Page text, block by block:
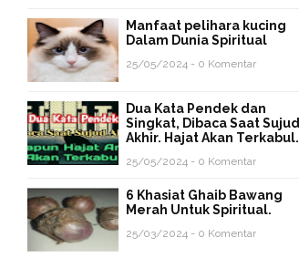
Manfaat pelihara kucing
Dalam Dunia Spiritual
25/05/2024 - 0 Komentar
Dua Kata Pendek dan
Singkat, Dibaca Saat Sujud
Akhir. Hajat Akan Terkabul.
25/05/2024 - 0 Komentar
6 Khasiat Ghaib Bawang
Merah Untuk Spiritual.
25/03/2024 - 0 Komentar